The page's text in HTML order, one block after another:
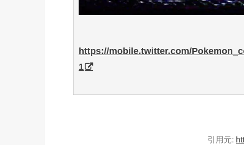
https://mobile.twitter.com/
1
引用元: